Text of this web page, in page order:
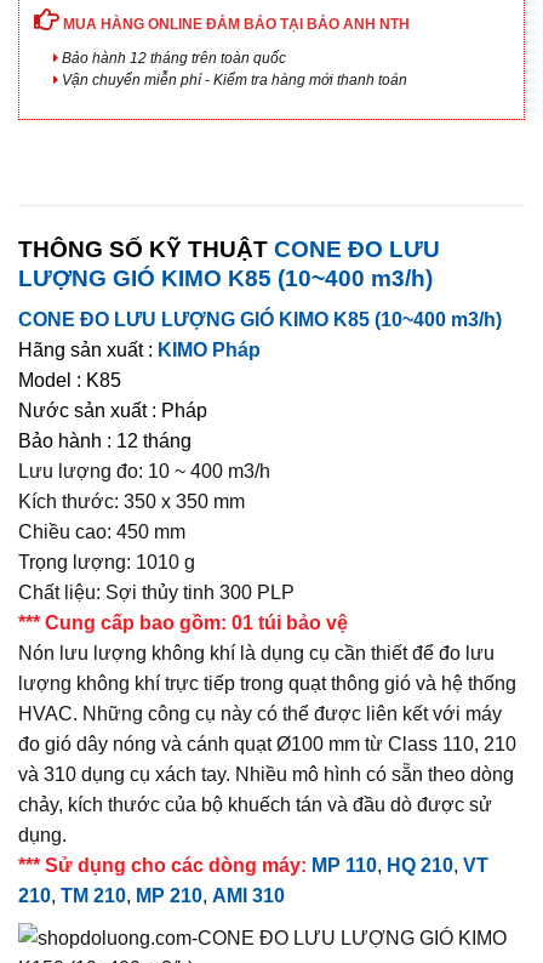
MUA HÀNG ONLINE ĐẢM BẢO TẠI BẢO ANH NTH
Bảo hành 12 tháng trên toàn quốc
Vận chuyển miễn phí - Kiểm tra hàng mới thanh toán
THÔNG SỐ KỸ THUẬT CONE ĐO LƯU
LƯỢNG GIÓ KIMO K85 (10~400 m3/h)
CONE ĐO LƯU LƯỢNG GIÓ KIMO K85 (10~400 m3/h)
Hãng sản xuất : KIMO Pháp
Model : K85
Nước sản xuất : Pháp
Bảo hành : 12 tháng
Lưu lượng đo: 10 ~ 400 m3/h
Kích thước: 350 x 350 mm
Chiều cao: 450 mm
Trọng lượng: 1010 g
Chất liệu: Sợi thủy tinh 300 PLP
*** Cung cấp bao gồm: 01 túi bảo vệ
Nón lưu lượng không khí là dụng cụ cần thiết để đo lưu
lượng không khí trực tiếp trong quạt thông gió và hệ thống
HVAC. Những công cụ này có thể được liên kết với máy
đo gió dây nóng và cánh quạt Ø100 mm từ Class 110, 210
và 310 dụng cụ xách tay. Nhiều mô hình có sẵn theo dòng
chảy, kích thước của bộ khuếch tán và đầu dò được sử
dụng.
*** Sử dụng cho các dòng máy: MP 110, HQ 210, VT
210, TM 210, MP 210, AMI 310